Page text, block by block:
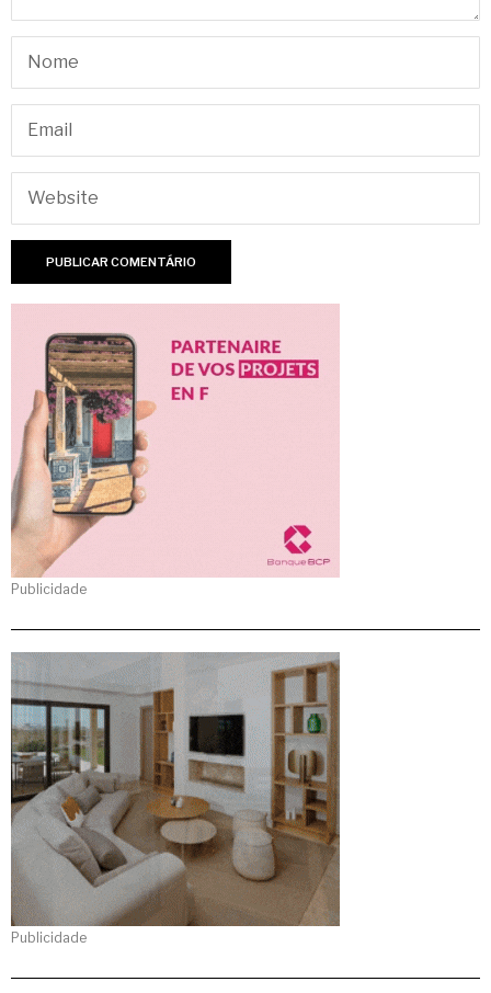
Publicidade
Publicidade